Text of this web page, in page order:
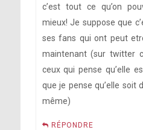
c’est tout ce qu’on
mieux! Je suppose que
ses fans qui ont peut
maintenant (sur twitter
ceux qui pense qu’elle
que je pense qu’elle soit
même)
RÉPONDRE